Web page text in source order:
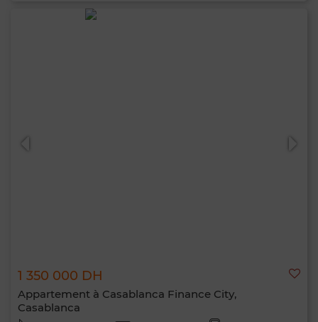
1 350 000 DH
Appartement à Casablanca Finance City,
Casablanca